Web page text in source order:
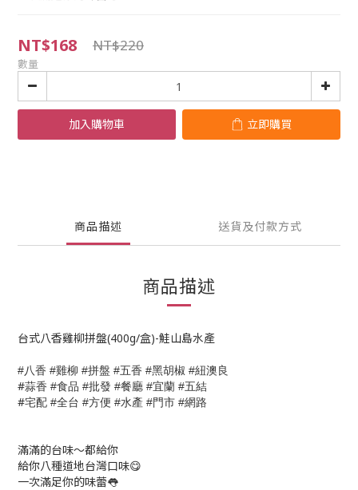
NT$168 NT$220
數量
加入購物車 立即購買
商品描述 送貨及付款方式
商品描述
台式八香雞柳拼盤(400g/盒)-鮭山島水產
#八香 #雞柳 #拼盤 #五香 #黑胡椒 #紐澳良
#蒜香 #食品 #批發 #餐廳 #宜蘭 #五結
#宅配 #全台 #方便 #水產 #門市 #網路
滿滿的台味～都給你
給你八種道地台灣口味😋
一次滿足你的味蕾👅